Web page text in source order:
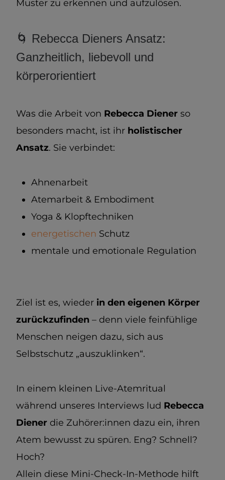
Muster zu erkennen und aufzulösen.
🌀 Rebecca Dieners Ansatz:
Ganzheitlich, liebevoll und
körperorientiert
Was die Arbeit von Rebecca Diener so
besonders macht, ist ihr holistischer
Ansatz. Sie verbindet:
Ahnenarbeit
Atemarbeit & Embodiment
Yoga & Klopftechniken
energetischen Schutz
mentale und emotionale Regulation
Ziel ist es, wieder in den eigenen Körper
zurückzufinden – denn viele feinfühlige
Menschen neigen dazu, sich aus
Selbstschutz „auszuklinken“.
In einem kleinen Live-Atemritual
während unseres Interviews lud Rebecca
Diener die Zuhörer:innen dazu ein, ihren
Atem bewusst zu spüren. Eng? Schnell?
Hoch?
Allein diese Mini-Check-In-Methode hilft